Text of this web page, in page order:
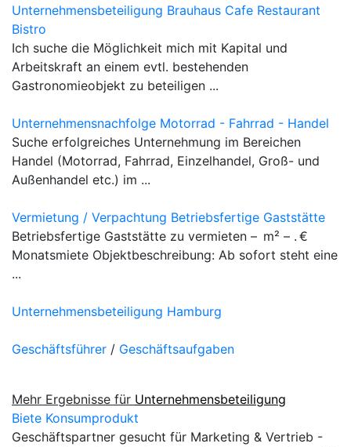
Unternehmensbeteiligung Brauhaus Cafe Restaurant
Bistro
Ich suche die Möglichkeit mich mit Kapital und
Arbeitskraft an einem evtl. bestehenden
Gastronomieobjekt zu beteiligen ...
Unternehmensnachfolge Motorrad - Fahrrad - Handel
Suche erfolgreiches Unternehmung im Bereichen
Handel (Motorrad, Fahrrad, Einzelhandel, Groß- und
Außenhandel etc.) im ...
Vermietung / Verpachtung Betriebsfertige Gaststätte
Betriebsfertige Gaststätte zu vermieten – m² – . €
Monatsmiete Objektbeschreibung: Ab sofort steht eine
...
Unternehmensbeteiligung Hamburg
Geschäftsführer / Geschäftsaufgaben
Mehr Ergebnisse für Unternehmensbeteiligung
Biete Konsumprodukt
Geschäftspartner gesucht für Marketing & Vertrieb -